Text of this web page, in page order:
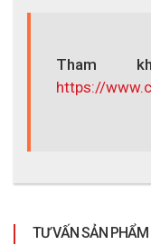
Tham
https://
TƯ VẤN SẢN PHẨM